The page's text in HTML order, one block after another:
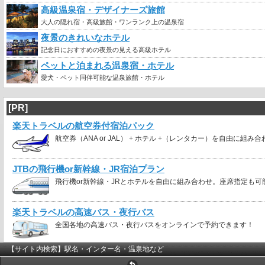
高級温泉宿・デザイナーズ旅館
大人の隠れ宿・高級旅館・ワンランク上の温泉宿
夜景のきれいなホテル
記念日におすすめの夜景の見える高級ホテル
ペットと泊まれる温泉宿・ホテル
愛犬・ペット同伴可能な温泉旅館・ホテル
[PR]
楽天トラベルの航空券付宿泊パック
航空券（ANA or JAL） + ホテル +（レンタカー）を自由に組み合
JTBの飛行機or新幹線・JR宿泊プラン
飛行機or新幹線・JRとホテルを自由に組み合わせ。座席指定も可
楽天トラベルの高速バス・夜行バス
全国各地の高速バス・夜行バスをオンラインで予約できます！
【サイト内検索】駅名・インター名・温泉地など